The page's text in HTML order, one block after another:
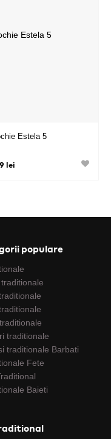
Estela 5
lei
populare
traditionale
traditionale Barbati
Fete
Baieti